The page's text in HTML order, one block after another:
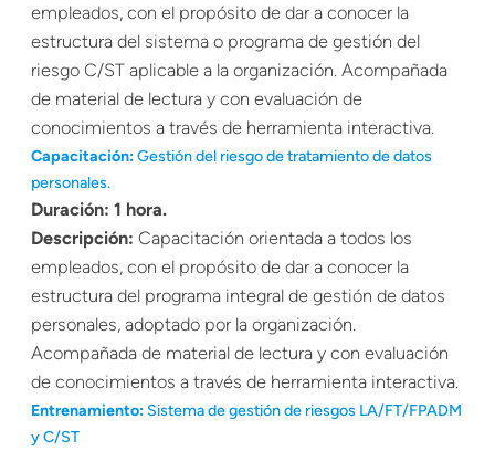
empleados, con el propósito de dar a conocer la
estructura del sistema o programa de gestión del
riesgo C/ST aplicable a la organización. Acompañada
de material de lectura y con evaluación de
conocimientos a través de herramienta interactiva.
Capacitación:Gestión del riesgo de tratamiento de datos
personales.
Duración: 1 hora.
Descripción: Capacitación orientada a todos los
empleados, con el propósito de dar a conocer la
estructura del programa integral de gestión de datos
personales, adoptado por la organización.
Acompañada de material de lectura y con evaluación
de conocimientos a través de herramienta interactiva.
Entrenamiento: Sistema de gestión de riesgos LA/FT/FPADM
y C/ST